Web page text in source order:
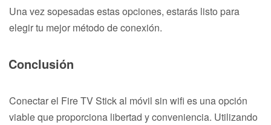
Una vez sopesadas estas opciones, estarás listo para
elegir tu mejor método de conexión.
Conclusión
Conectar el Fire TV Stick al móvil sin wifi es una opción
viable que proporciona libertad y conveniencia. Utilizando